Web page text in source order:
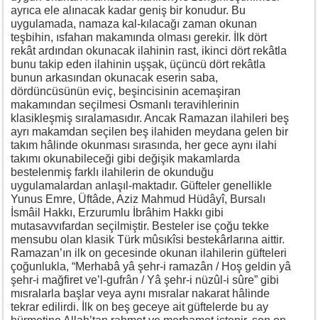
ayrıca ele alınacak kadar geniş bir konudur. Bu
uygulamada, namaza kal-kılacağı zaman okunan
teşbihin, ısfahan makamında olması gerekir. İlk dört
rekât ardından okunacak ilahinin rast, ikinci dört rekâtla
bunu takip eden ilahinin uşşak, üçüncü dört rekâtla
bunun arkasından okunacak eserin saba,
dördüncüsünün eviç, beşincisinin acemaşiran
makamından seçilmesi Osmanlı teravihlerinin
klasikleşmiş sıralamasıdır. Ancak Ramazan ilahileri beş
ayrı makamdan seçilen beş ilahiden meydana gelen bir
takım hâlinde okunması sırasında, her gece aynı ilahi
takımı okunabileceği gibi değişik makamlarda
bestelenmiş farklı ilahilerin de okunduğu
uygulamalardan anlaşıl-maktadır. Güfteler genellikle
Yunus Emre, Üftâde, Aziz Mahmud Hüdâyî, Bursalı
İsmâil Hakkı, Erzurumlu İbrâhim Hakkı gibi
mutasavvıfardan seçilmiştir. Besteler ise çoğu tekke
mensubu olan klasik Türk mûsıkîsi bestekârlarına aittir.
Ramazan’ın ilk on gecesinde okunan ilahilerin güfteleri
çoğunlukla, “Merhabâ yâ şehr-i ramazân / Hoş geldin yâ
şehr-i mağfiret ve’l-gufrân / Yâ şehr-i nüzûl-i sûre” gibi
mısralarla başlar veya aynı mısralar nakarat hâlinde
tekrar edilirdi. İlk on beş geceye ait güftelerde bu ay